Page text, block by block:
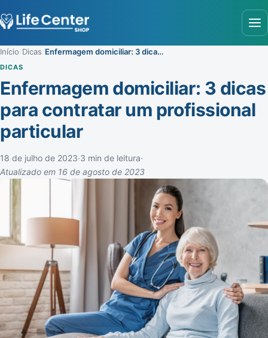
Início Dicas Enfermagem domiciliar: 3 dicas para contratar um profissional particular
DICAS
Enfermagem domiciliar: 3 dicas
para contratar um profissional
particular
18 de julho de 2023·3 min de leitura·
Atualizado em 16 de agosto de 2023